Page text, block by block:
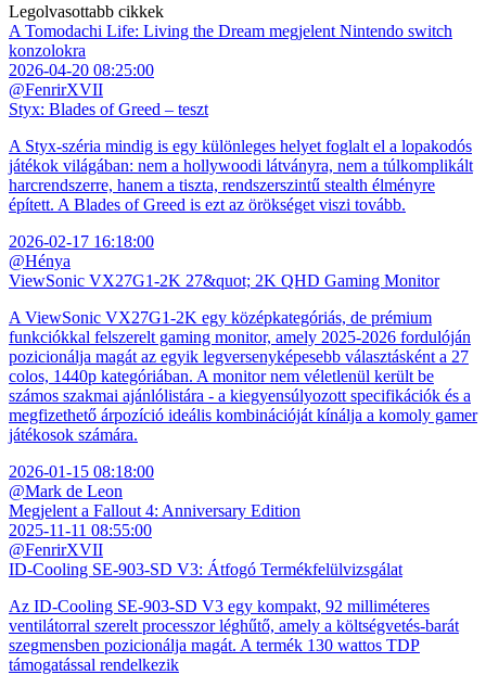
Legolvasottabb cikkek
A Tomodachi Life: Living the Dream megjelent Nintendo switch
konzolokra
2026-04-20 08:25:00
@FenrirXVII
Styx: Blades of Greed – teszt
A Styx-széria mindig is egy különleges helyet foglalt el a lopakodós
játékok világában: nem a hollywoodi látványra, nem a túlkomplikált
harcrendszerre, hanem a tiszta, rendszerszintű stealth élményre
épített. A Blades of Greed is ezt az örökséget viszi tovább.
2026-02-17 16:18:00
@Hénya
ViewSonic VX27G1-2K 27&quot; 2K QHD Gaming Monitor
A ViewSonic VX27G1-2K egy középkategóriás, de prémium
funkciókkal felszerelt gaming monitor, amely 2025-2026 fordulóján
pozicionálja magát az egyik legversenyképesebb választásként a 27
colos, 1440p kategóriában. A monitor nem véletlenül került be
számos szakmai ajánlólistára - a kiegyensúlyozott specifikációk és a
megfizethető árpozíció ideális kombinációját kínálja a komoly gamer
játékosok számára.
2026-01-15 08:18:00
@Mark de Leon
Megjelent a Fallout 4: Anniversary Edition
2025-11-11 08:55:00
@FenrirXVII
ID-Cooling SE-903-SD V3: Átfogó Termékfelülvizsgálat
Az ID-Cooling SE-903-SD V3 egy kompakt, 92 milliméteres
ventilátorral szerelt processzor léghűtő, amely a költségvetés-barát
szegmensben pozicionálja magát. A termék 130 wattos TDP
támogatással rendelkezik